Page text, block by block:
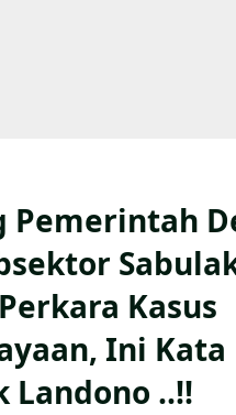
Pemerintah
Kasus
Ini Kata
Landono ..!!